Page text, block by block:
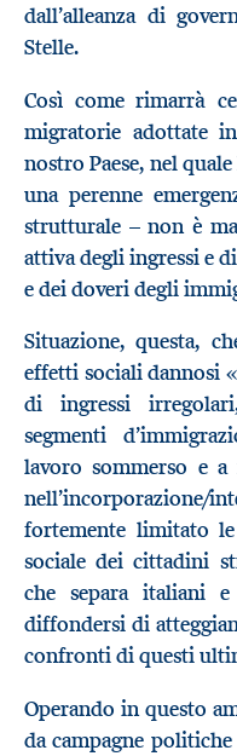
dall’alleanza di
Stelle.
Così come rimarrà
migratorie adottate
nostro Paese, nel
una perenne
strutturale – non è
attiva degli ingressi e
e dei doveri degli
Situazione, questa,
effetti sociali dannosi
di ingressi
segmenti
lavoro sommerso e
nell’incorporazione/
fortemente limitato
sociale dei cittadini
che separa italiani
diffondersi di
confronti di questi
Operando in questo
da campagne